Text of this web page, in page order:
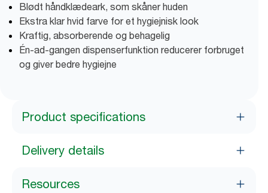
Blødt håndklædeark, som skåner huden
Ekstra klar hvid farve for et hygiejnisk look
Kraftig, absorberende og behagelig
Én-ad-gangen dispenserfunktion reducerer forbruget
og giver bedre hygiejne
Product specifications
Delivery details
Resources